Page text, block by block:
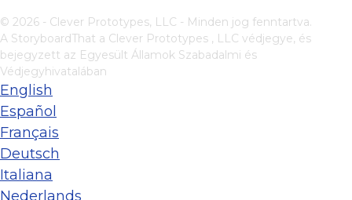
© 2026 - Clever Prototypes, LLC - Minden jog fenntartva.
A StoryboardThat a Clever Prototypes , LLC védjegye, és
bejegyzett az Egyesült Államok Szabadalmi és
Védjegyhivatalában
English
Español
Français
Deutsch
Italiana
Nederlands